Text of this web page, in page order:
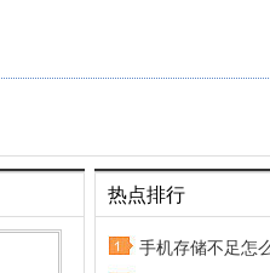
热点排行
手机存储不足怎